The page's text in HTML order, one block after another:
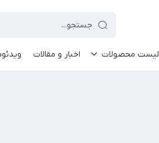
لیست محصولات اخبار و مقالات